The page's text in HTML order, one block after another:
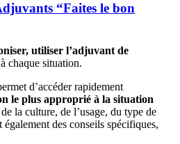
“Faites le bon
utiliser l’adjuvant de
chaque situation.
d’accéder rapidement
le plus approprié à la situation
la culture, de l’usage, du type de
des conseils spécifiques,